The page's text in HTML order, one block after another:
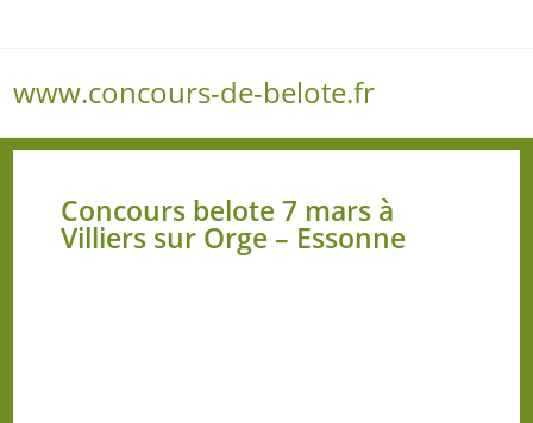
www.concours-de-belote.fr
Concours belote 7 mars à
Villiers sur Orge – Essonne